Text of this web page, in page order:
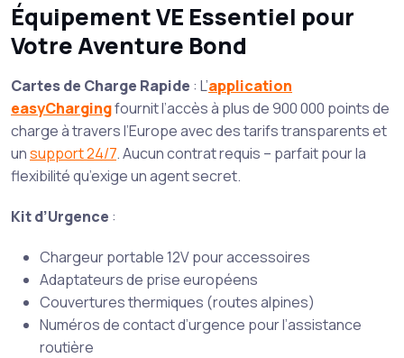
Équipement VE Essentiel pour
Votre Aventure Bond
Cartes de Charge Rapide : L’application
easyChargingfournit l’accès à plus de 900 000 points de
charge à travers l’Europe avec des tarifs transparents et
unsupport 24/7. Aucun contrat requis – parfait pour la
flexibilité qu’exige un agent secret.
Kit d’Urgence :
Chargeur portable 12V pour accessoires
Adaptateurs de prise européens
Couvertures thermiques (routes alpines)
Numéros de contact d’urgence pour l’assistance
routière